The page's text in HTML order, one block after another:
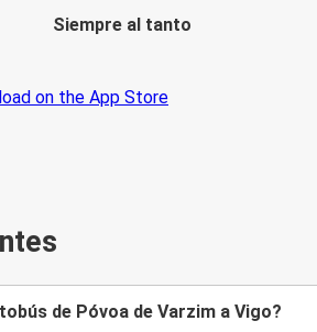
Siempre al tanto
de Póvoa de Varzim a Vigo?